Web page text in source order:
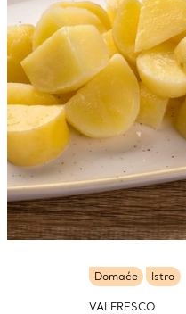
Domaće Istra
VALFRESCO